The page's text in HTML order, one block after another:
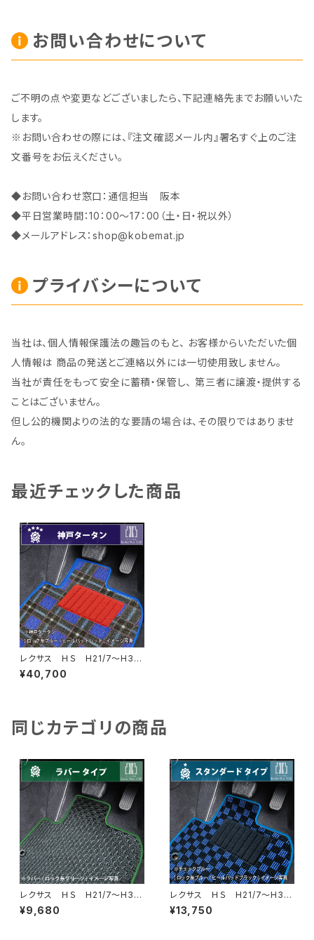
お問い合わせについて
ご不明の点や変更などございましたら、下記連絡先までお願いいた
します。
※お問い合わせの際には、『注文確認メール内』署名すぐ上のご注
文番号をお伝えください。
◆お問い合わせ窓口：通信担当 阪本
◆平日営業時間：10：00～17：00（土・日・祝以外）
◆メールアドレス：shop@kobemat.jp
プライバシーについて
当社は、個人情報保護法の趣旨のもと、 お客様からいただいた個
人情報は 商品の発送とご連絡以外には一切使用致しません。
当社が責任をもって安全に蓄積・保管し、 第三者に譲渡・提供する
ことはございません。
但し公的機関よりの法的な要請の場合は、その限りではありませ
ん。
最近チェックした商品
レクサス ＨＳ H21/7〜H30/
3 ANF10 フロアマット一
式 カーマット 神戸タータ
¥40,700
同じカテゴリの商品
レクサス ＨＳ H21/7〜H30/
3 ANF10 フロアマット一
式 カーマット 防水 ラバー
¥9,680
レクサス ＨＳ H21/7〜H30/
3 ANF10 フロアマット一
式 カーマット スタンダードタ
¥13,750